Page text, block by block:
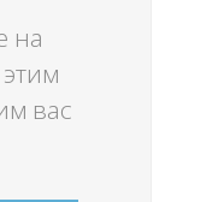
на
вас